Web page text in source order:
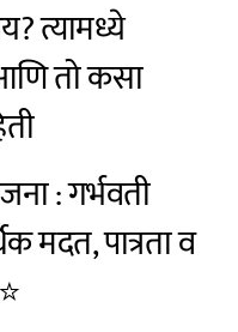
त्यामध्ये
तो कसा
: गर्भवती
मदत, पात्रता व